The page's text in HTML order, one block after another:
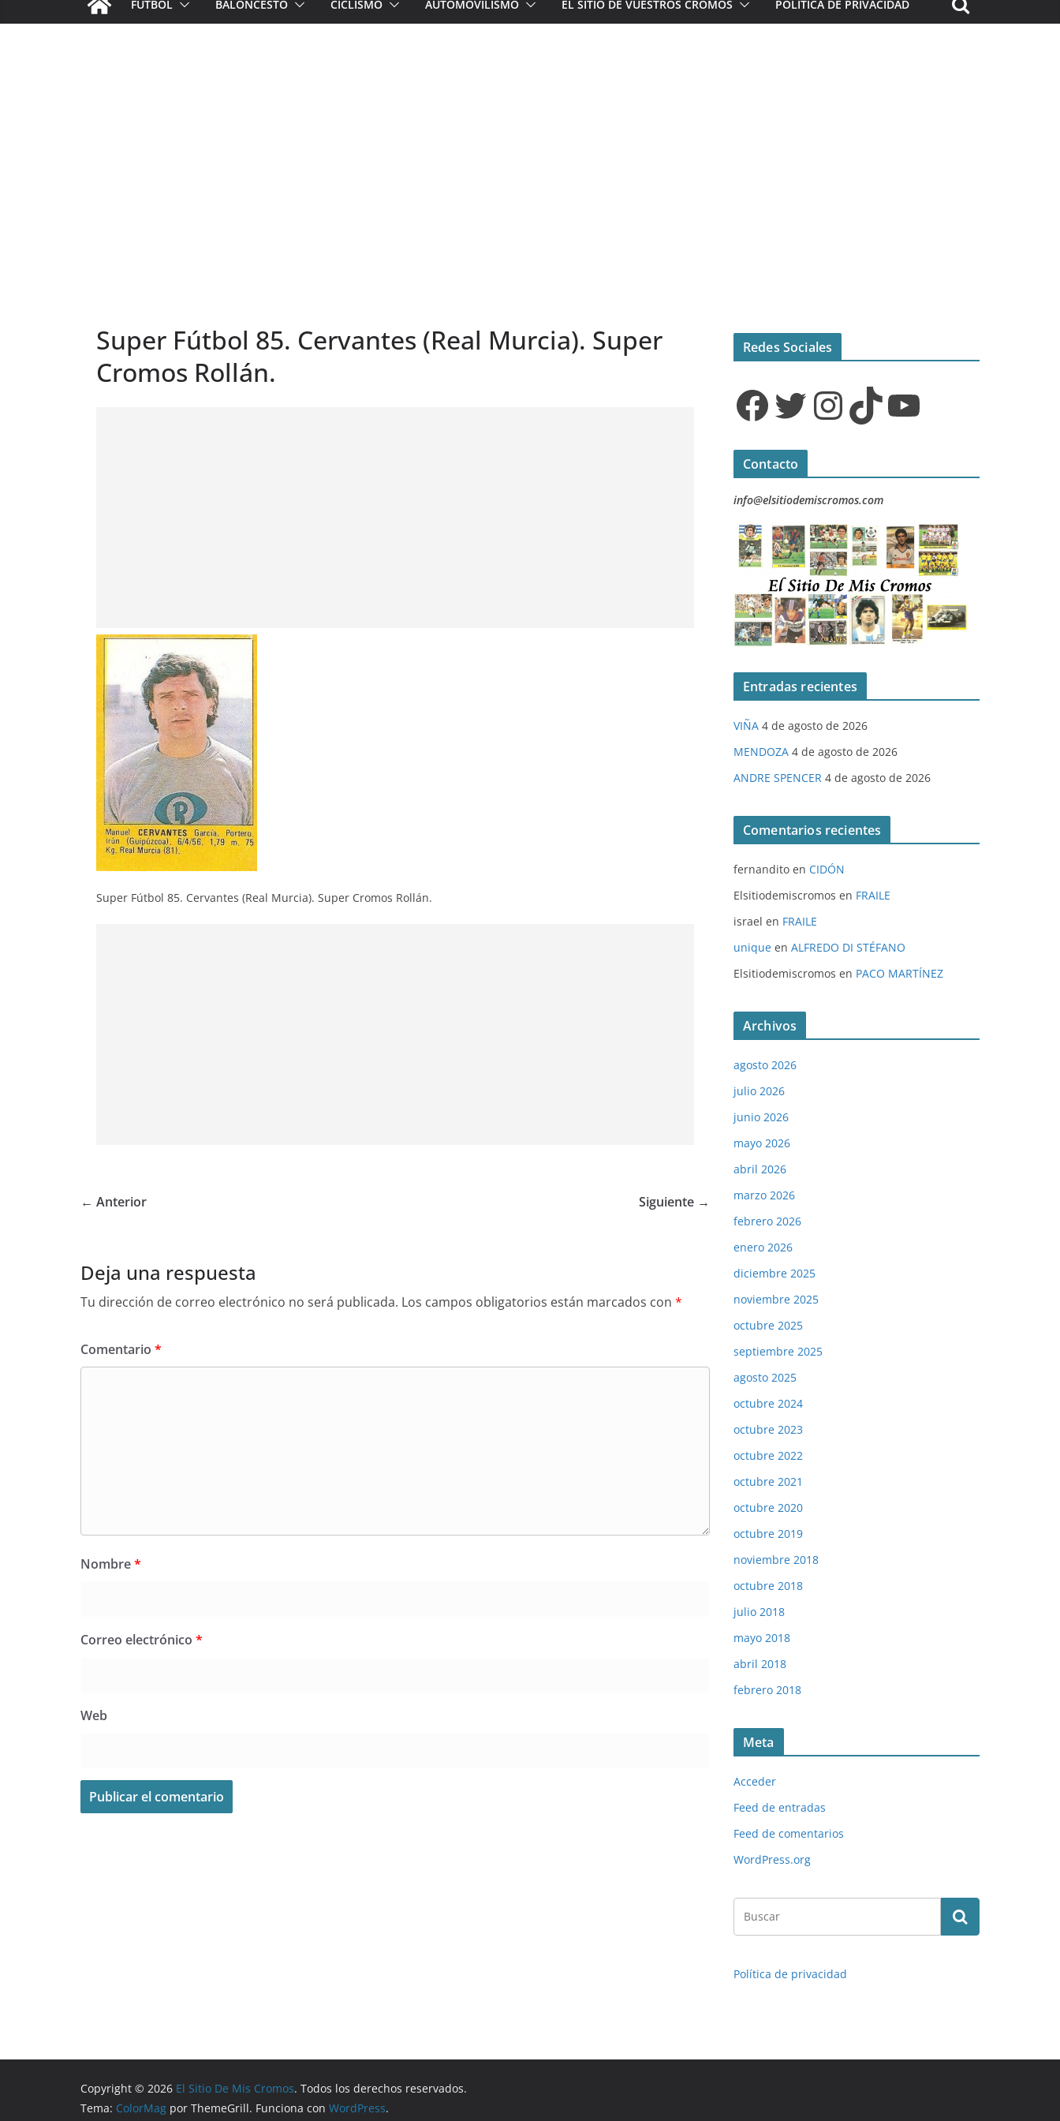
FÚTBOL BALONCESTO CICLISMO AUTOMOVILISMO EL SITIO DE VUESTROS CROMOS POLÍTICA DE PRIVACIDAD
Super Fútbol 85. Cervantes (Real Murcia). Super
Cromos Rollán.
Super Fútbol 85. Cervantes (Real Murcia). Super Cromos Rollán.
← Anterior Siguiente →
Deja una respuesta
Tu dirección de correo electrónico no será publicada. Los campos obligatorios están marcados con *
Comentario *
Nombre*
Correo electrónico *
Web
Redes Sociales
Facebook Twitter InstagramTikTok YouTube
Contacto
info@elsitiodemiscromos.com
Entradas recientes
VIÑA 4 de agosto de 2026
MENDOZA 4 de agosto de 2026
ANDRE SPENCER 4 de agosto de 2026
Comentarios recientes
fernandito en CIDÓN
Elsitiodemiscromos en FRAILE
israel en FRAILE
unique en ALFREDO DI STÉFANO
Elsitiodemiscromos en PACO MARTÍNEZ
Archivos
agosto 2026
julio 2026
junio 2026
mayo 2026
abril 2026
marzo 2026
febrero 2026
enero 2026
diciembre 2025
noviembre 2025
octubre 2025
septiembre 2025
agosto 2025
octubre 2024
octubre 2023
octubre 2022
octubre 2021
octubre 2020
octubre 2019
noviembre 2018
octubre 2018
julio 2018
mayo 2018
abril 2018
febrero 2018
Meta
Acceder
Feed de entradas
Feed de comentarios
WordPress.org
Política de privacidad
Copyright © 2026 El Sitio De Mis Cromos. Todos los derechos reservados.
Tema: ColorMag por ThemeGrill. Funciona con WordPress.